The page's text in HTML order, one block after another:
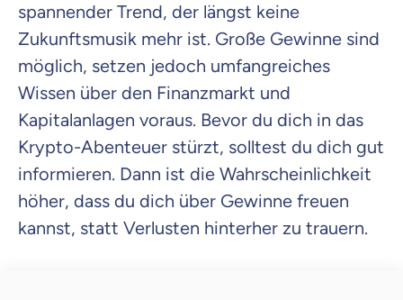
spannender Trend, der längst keine
Zukunftsmusik mehr ist. Große Gewinne sind
möglich, setzen jedoch umfangreiches
Wissen über den Finanzmarkt und
Kapitalanlagen voraus. Bevor du dich in das
Krypto-Abenteuer stürzt, solltest du dich gut
informieren. Dann ist die Wahrscheinlichkeit
höher, dass du dich über Gewinne freuen
kannst, statt Verlusten hinterher zu trauern.